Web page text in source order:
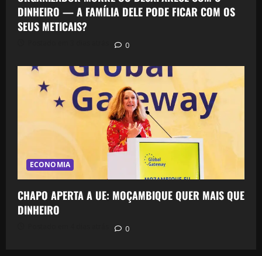
DINHEIRO — A FAMÍLIA DELE PODE FICAR COM OS
SEUS METICAIS?
0
ECONOMIA
CHAPO APERTA A UE: MOÇAMBIQUE QUER MAIS QUE
DINHEIRO
0